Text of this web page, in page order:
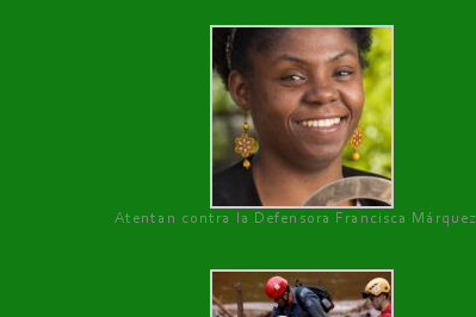
Atentan contra la Defensora Francisca Márquez